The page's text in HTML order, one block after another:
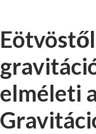
elméleti